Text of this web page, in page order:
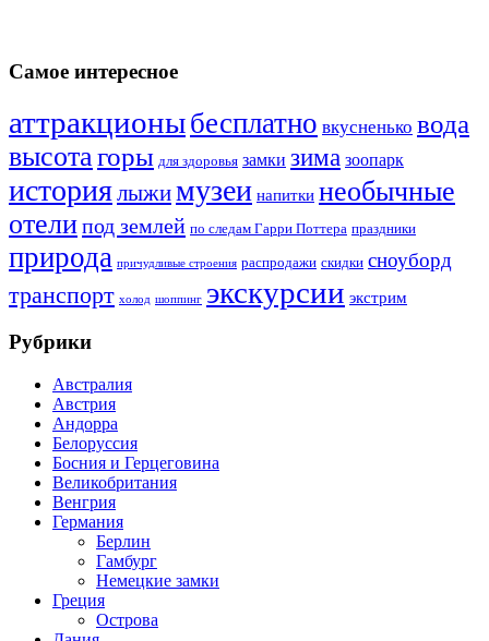
Самое интересное
аттракционыбесплатно вкусненько вода
высота горы для здоровья замки зима зоопарк
историялыжимузеи напитки необычные
отелипод землей по следам Гарри Поттера праздники
природа причудливые строения распродажи скидки сноуборд
транспорт холод шоппинг экскурсии экстрим
Рубрики
Австралия
Австрия
Андорра
Белоруссия
Босния и Герцеговина
Великобритания
Венгрия
Германия
Берлин
Гамбург
Немецкие замки
Греция
Острова